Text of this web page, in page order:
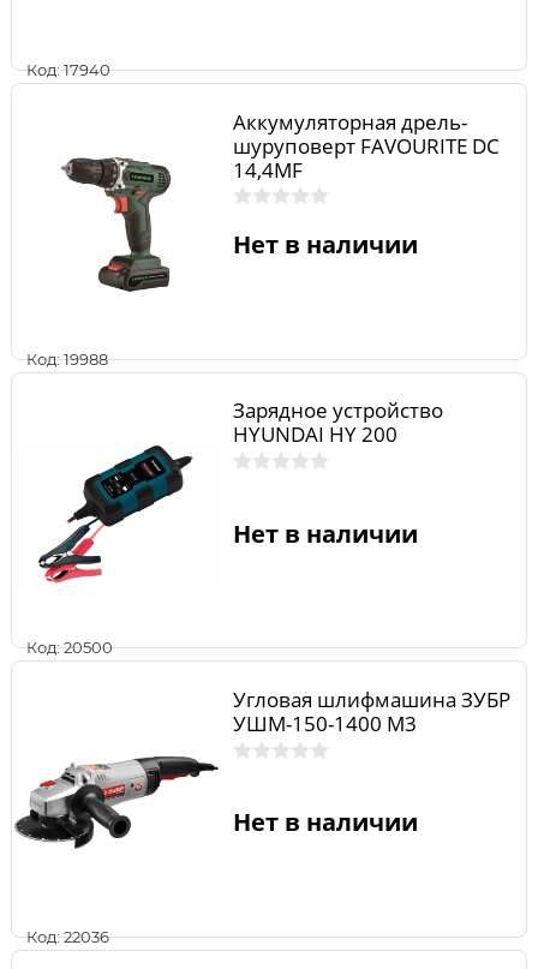
Код: 17940
Код: 19988
Аккумуляторная дрель-
шуруповерт FAVOURITE DC
14,4MF
Нет в наличии
Код: 20500
Зарядное устройство
HYUNDAI HY 200
Нет в наличии
Код: 22036
Угловая шлифмашина ЗУБР
УШМ-150-1400 М3
Нет в наличии